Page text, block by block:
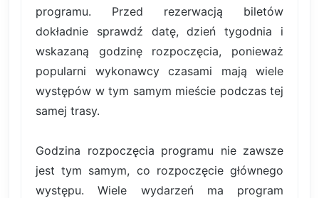
programu. Przed rezerwacją biletów
dokładnie sprawdź datę, dzień tygodnia i
wskazaną godzinę rozpoczęcia, ponieważ
popularni wykonawcy czasami mają wiele
występów w tym samym mieście podczas tej
samej trasy.
Godzina rozpoczęcia programu nie zawsze
jest tym samym, co rozpoczęcie głównego
występu. Wiele wydarzeń ma program